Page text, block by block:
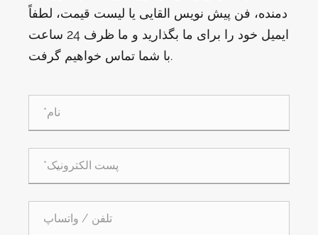
دمنده، فن پیش نویس القایی یا لیست قیمت، لطفاً
ایمیل خود را برای ما بگذارید و ما ظرف 24 ساعت
با شما تماس خواهیم گرفت.